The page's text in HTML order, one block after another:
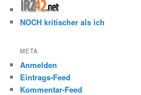
NOCH kritischer als ich
META
Anmelden
Eintrags-Feed
Kommentar-Feed